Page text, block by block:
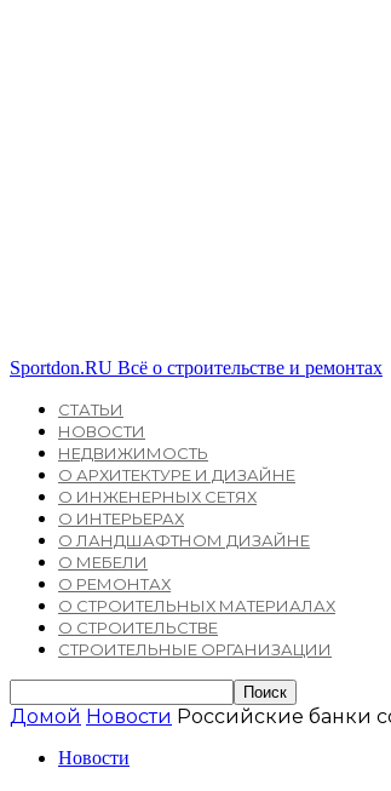
Sportdon.RU Всё о строительстве и ремонтах
СТАТЬИ
НОВОСТИ
НЕДВИЖИМОСТЬ
О АРХИТЕКТУРЕ И ДИЗАЙНЕ
О ИНЖЕНЕРНЫХ СЕТЯХ
О ИНТЕРЬЕРАХ
О ЛАНДШАФТНОМ ДИЗАЙНЕ
О МЕБЕЛИ
О РЕМОНТАХ
О СТРОИТЕЛЬНЫХ МАТЕРИАЛАХ
О СТРОИТЕЛЬСТВЕ
СТРОИТЕЛЬНЫЕ ОРГАНИЗАЦИИ
Домой Новости Российские банки
Новости